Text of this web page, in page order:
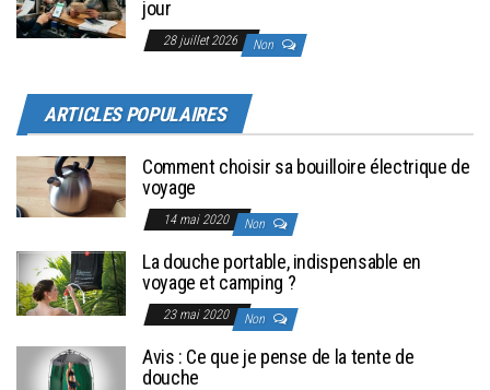
jour
28 juillet 2026 Non
ARTICLES POPULAIRES
Comment choisir sa bouilloire électrique de
voyage
14 mai 2020 Non
La douche portable, indispensable en
voyage et camping ?
23 mai 2020 Non
Avis : Ce que je pense de la tente de
douche